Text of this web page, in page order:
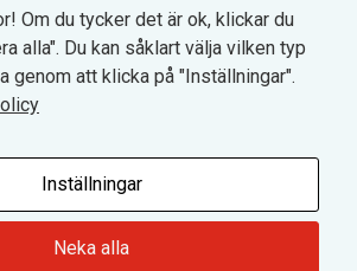
Hemsögatan 6
211 24 Malmö
Org.nr. 745000-2568
Om du tycker det är ok, klickar du
alla". Du kan såklart välja vilken typ
genom att klicka på "Inställningar".
Inställningar
Neka alla
Genom att dela
med dig av dina
intressen och ditt
beteende när du
innehåll och
erbjudanden.